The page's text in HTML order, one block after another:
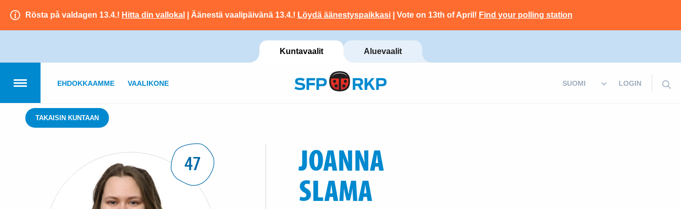
Rösta på valdagen 13.4.! Hitta din vallokal | Äänestä vaalipäivänä 13.4.! Löydä äänestyspaikkasi | Vote on 13th of April! Find your polling station
Kuntavaalit Aluevaalit
LOGIN
EHDOKKAAMME VAALIKONE
TAKAISIN KUNTAAN
47 JOANNA
SLAMA